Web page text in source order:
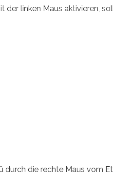
der linken Maus aktivieren,
durch die rechte Maus vom